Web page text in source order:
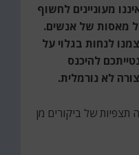
מעוניינים לחשוף
מאסות של אנשים.
לנחות בגלוי על
להיכנס
לא נורמלית.
של ביקורים מן